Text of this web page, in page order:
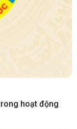
hoạt động